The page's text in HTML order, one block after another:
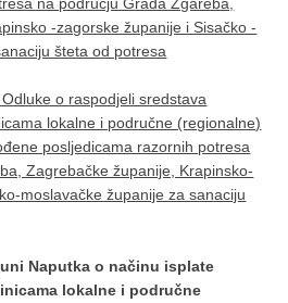
-zagorske županije i Sisačko -
šteta od potresa
o raspodjeli sredstava
lokalne i područne (regionalne)
posljedicama razornih potresa
Zagrebačke županije, Krapinsko-
moslavačke županije za sanaciju
Naputka o načinu isplate
lokalne i područne